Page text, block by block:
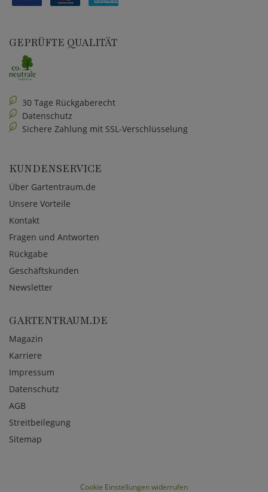
GEPRÜFTE QUALITÄT
30 Tage Rückgaberecht
Datenschutz
Sichere Zahlung mit SSL-Verschlüsselung
KUNDENSERVICE
Über Gartentraum.de
Unsere Vorteile
Kontakt
Fragen und Antworten
Rückgabe
Geschäftskunden
Newsletter
GARTENTRAUM.DE
Magazin
Karriere
Impressum
Datenschutz
AGB
Streitbeilegung
Sitemap
Cookie Einstellungen widerrufen